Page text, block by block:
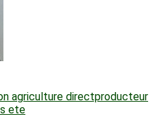
agriculture directproducteur
ete